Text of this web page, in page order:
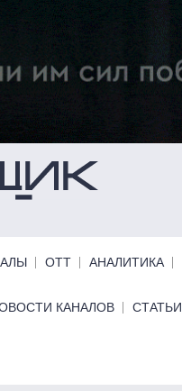
ОТТ АНАЛИТИКА
КАНАЛОВ СТАТЬИ